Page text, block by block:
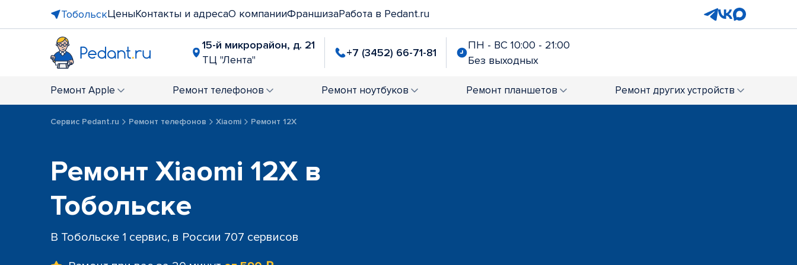
ТобольскЦеныКонтакты и адресаО компанииФраншизаРабота в Pedant.ru
15-й микрорайон, д. 21
ТЦ "Лента"
+7 (3452) 66-71-81
ПН - ВС 10:00 - 21:00
Без выходных
Ремонт Apple Ремонт телефонов Ремонт ноутбуков Ремонт планшетов Ремонт других устройств
Сервис Pedant.ru Ремонт телефонов Xiaomi Ремонт 12X
Ремонт Xiaomi 12X в
Тобольске
В Тобольске 1 сервис, в России 707 сервисов